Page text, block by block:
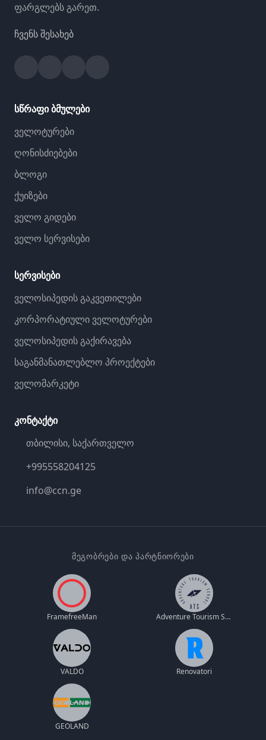
ფარგლებს გარეთ.
ჩვენს შესახებ
სწრაფი ბმულები
ველოტურები
ღონისძიებები
ბლოგი
ქუიზები
ველო გიდები
ველო სერვისები
სერვისები
ველოსიპედის გაკვეთილები
კორპორატიული ველოტურები
ველოსიპედის გაქირავება
საგანმანათლებლო პროექტები
ველომარკეტი
კონტაქტი
თბილისი, საქართველო
+995558204125
info@ccn.ge
ᲛᲔᲒᲝᲑᲠᲔᲑᲘ ᲓᲐ ᲞᲐᲠᲢᲜᲘᲝᲠᲔᲑᲘ
FramefreeMan Adventure Tourism School
VALDO Renovatori
GEOLAND